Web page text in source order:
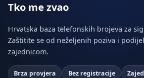
Tko me zvao
Hrvatska baza telefonskih brojeva za
Zaštitite se od neželjenih poziva i
zajednicom.
Brza provjera Bez registracije